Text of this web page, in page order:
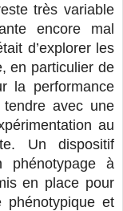
très variable
encore mal
d’explorer les
en particulier de
la performance
avec une
au
Un dispositif
phénotypage à
en place pour
phénotypique et